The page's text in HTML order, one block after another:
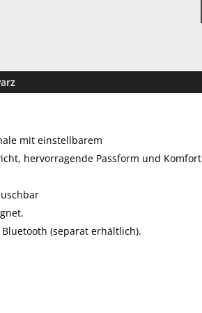
mit einstellbarem
hervorragende Passform und Komfort
Bluetooth (separat erhältlich).